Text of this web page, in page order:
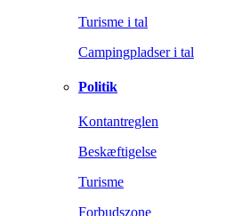
Turisme i tal
Campingpladser i tal
Politik
Kontantreglen
Beskæftigelse
Turisme
Forbudszone